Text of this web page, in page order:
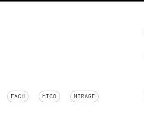
FACH MICO MIRAGE